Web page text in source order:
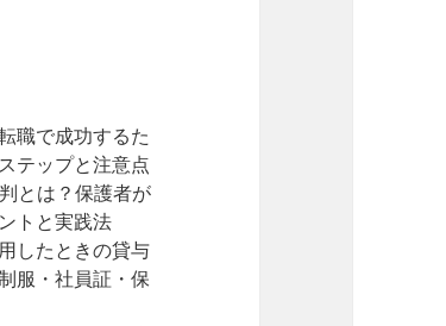
職で成功するた
テップと注意点
とは？保護者が
トと実践法
したときの貸与
服・社員証・保